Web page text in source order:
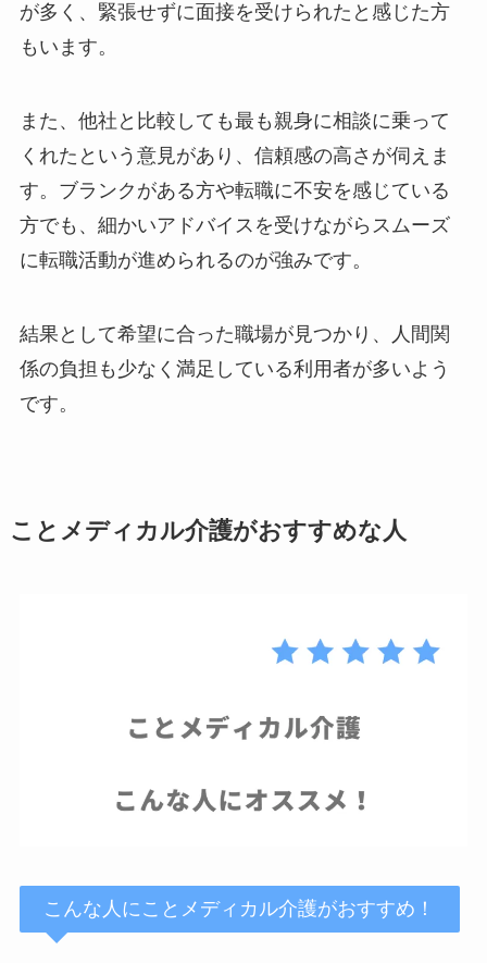
が多く、緊張せずに面接を受けられたと感じた方
もいます。
また、他社と比較しても最も親身に相談に乗って
くれたという意見があり、信頼感の高さが伺えま
す。ブランクがある方や転職に不安を感じている
方でも、細かいアドバイスを受けながらスムーズ
に転職活動が進められるのが強みです。
結果として希望に合った職場が見つかり、人間関
係の負担も少なく満足している利用者が多いよう
です。
ことメディカル介護がおすすめな人
こんな人にことメディカル介護がおすすめ！